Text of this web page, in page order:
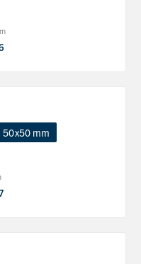
50x50 mm